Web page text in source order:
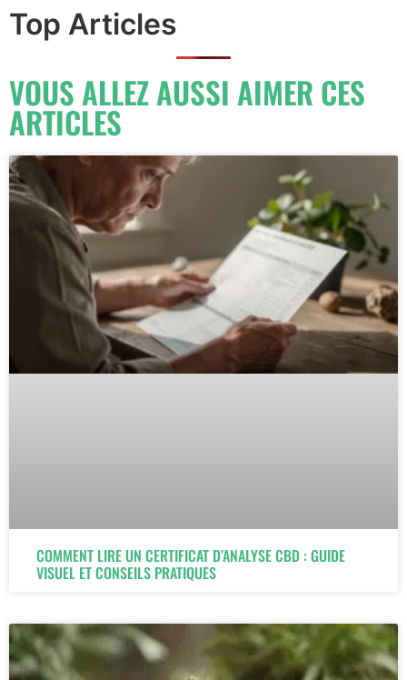
Top Articles
VOUS ALLEZ AUSSI AIMER CES
ARTICLES
COMMENT LIRE UN CERTIFICAT D’ANALYSE CBD : GUIDE
VISUEL ET CONSEILS PRATIQUES